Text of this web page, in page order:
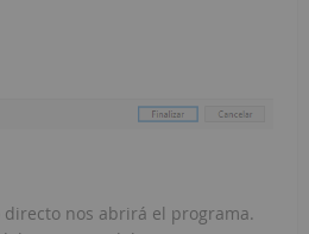
directo nos abrirá el programa.